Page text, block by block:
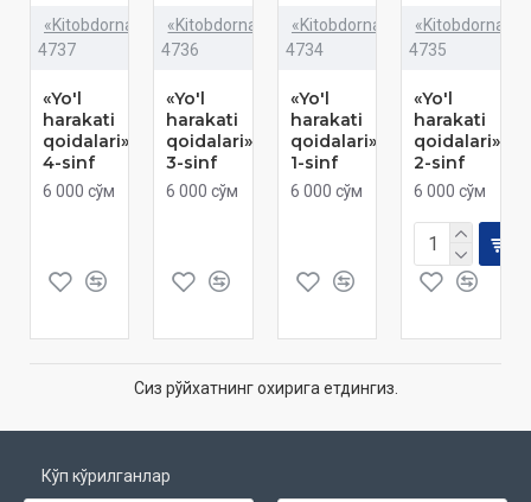
«Kitobdornashr»
4737
«Yo'l
harakati
qoidalari»
4-sinf
6 000 сўм
«Kitobdornashr»
4736
«Yo'l
harakati
qoidalari»
3-sinf
6 000 сўм
«Kitobdornashr»
4734
«Yo'l
harakati
qoidalari»
1-sinf
6 000 сўм
4735
«Yo'l
harakati
qoidalari»
2-sinf
6 000 сўм
Сиз рўйхатнинг охирига етдингиз.
Кўп кўрилганлар